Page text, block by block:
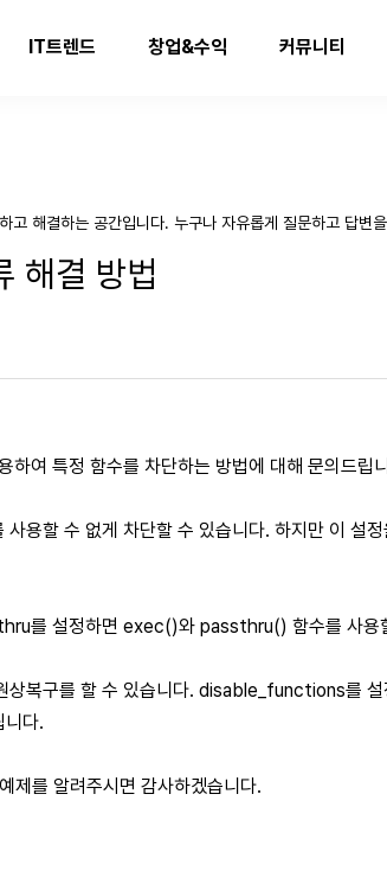
IT트렌드 창업&수익 커뮤니티
고 해결하는 공간입니다. 누구나 자유롭게 질문하고 답변
해결 방법
여 특정 함수를 차단하는 방법에 대해 문의드립
할 수 없게 차단할 수 있습니다. 하지만 이 설
를 설정하면 exec()와 passthru() 함수를 사용
복구를 할 수 있습니다. disable_functions를
다.
를 알려주시면 감사하겠습니다.